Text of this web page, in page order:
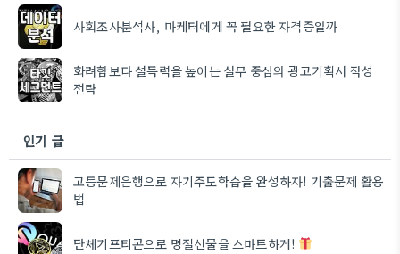
사회조사분석사, 마케터에게 꼭 필요한 자격증일까
화려함보다 설득력을 높이는 실무 중심의 광고기획서 작성
전략
인기 글
고등문제은행으로 자기주도학습을 완성하자! 기출문제 활용
법
단체기프티콘으로 명절선물을 스마트하게!